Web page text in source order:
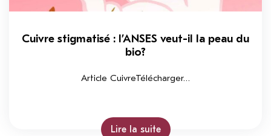
Cuivre stigmatisé : l’ANSES veut-il la peau du
bio?
Article CuivreTélécharger…
Lire la suite